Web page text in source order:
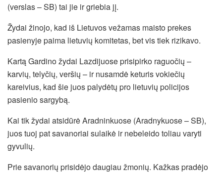
(verslas – SB) tai jie ir griebia jį.
Žydai žinojo, kad iš Lietuvos vežamas maisto prekes
pasienyje paima lietuvių komitetas, bet vis tiek rizikavo.
Kartą Gardino žydai Lazdijuose prisipirko raguočių –
karvių, telyčių, veršių – ir nusamdė keturis vokiečių
kareivius, kad šie juos palydėtų pro lietuvių policijos
pasienio sargybą.
Kai tik žydai atsidūrė Aradninkuose (Aradnykuose – SB),
juos tuoj pat savanoriai sulaikė ir nebeleido toliau varyti
gyvulių.
Prie savanorių prisidėjo daugiau žmonių. Kažkas pradėjo